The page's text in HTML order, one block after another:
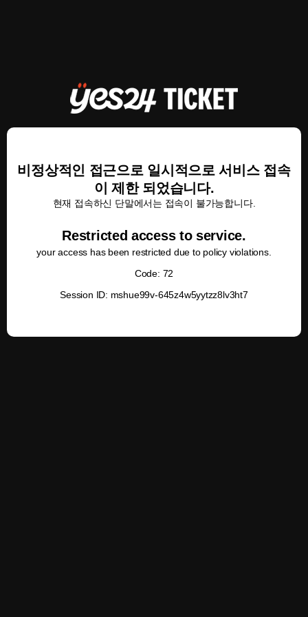
비정상적인 접근으로 일시적으로 서비스 접속
이 제한 되었습니다.
현재 접속하신 단말에서는 접속이 불가능합니다.
Restricted access to service.
your access has been restricted due to policy violations.
Code: 72
Session ID: mshue99v-645z4w5yytzz8lv3ht7